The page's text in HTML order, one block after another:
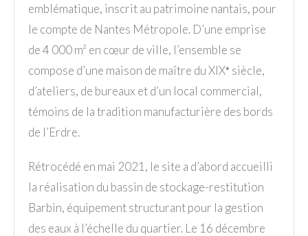
emblématique, inscrit au patrimoine nantais, pour
le compte de Nantes Métropole. D’une emprise
de 4 000 m² en cœur de ville, l’ensemble se
compose d’une maison de maître du XIXᵉ siècle,
d’ateliers, de bureaux et d’un local commercial,
témoins de la tradition manufacturière des bords
de l’Erdre.
Rétrocédé en mai 2021, le site a d’abord accueilli
la réalisation du bassin de stockage-restitution
Barbin, équipement structurant pour la gestion
des eaux à l’échelle du quartier. Le 16 décembre